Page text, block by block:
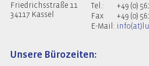
Friedrichsstraße 11
34117 Kassel
Tel.:
+49 (0)
Fax
+49 (0)
E-Mail:
Unsere Bürozeiten: